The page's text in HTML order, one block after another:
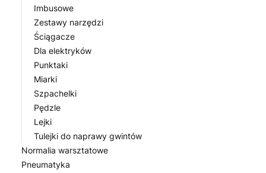
Imbusowe
Zestawy narzędzi
Ściągacze
Dla elektryków
Punktaki
Miarki
Szpachelki
Pędzle
Lejki
Tulejki do naprawy gwintów
Normalia warsztatowe
Pneumatyka